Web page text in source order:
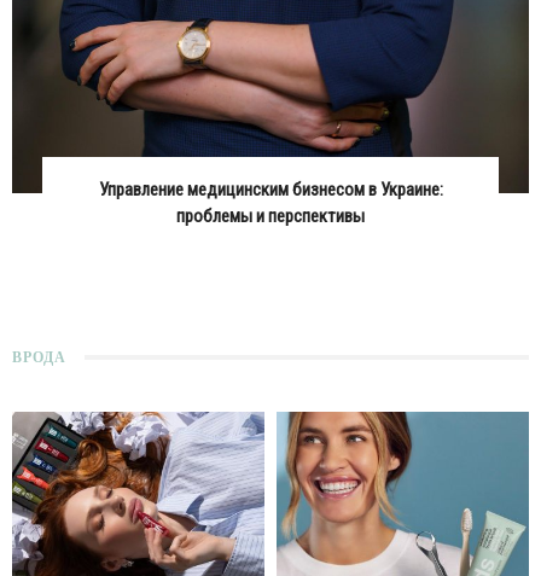
Управление медицинским бизнесом в Украине:
проблемы и перспективы
ВРОДА